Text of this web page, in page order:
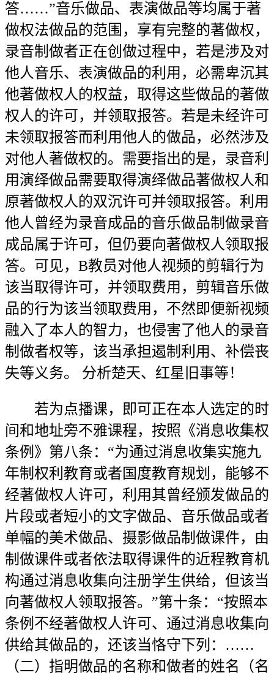
答……”音乐做品、表演做品等均属于著
做权法做品的范围，享有完整的著做权，
录音制做者正在创做过程中，若是涉及对
他人音乐、表演做品的利用，必需卑沉其
他著做权人的权益，取得这些做品的著做
权人的许可，并领取报答。若是未经许可
未领取报答而利用他人的做品，必然涉及
对他人著做权的。需要指出的是，录音利
用演绎做品需要取得演绎做品著做权人和
原著做权人的双沉许可并领取报答。利用
他人曾经为录音成品的音乐做品制做录音
成品属于许可，但仍要向著做权人领取报
答。可见，B教员对他人视频的剪辑行为
该当取得许可，并领取费用，剪辑音乐做
品的行为该当领取费用，不然即便新视频
融入了本人的智力，也侵害了他人的录音
制做者权等，该当承担遏制利用、补偿丧
失等义务。 分析楚天、红星旧事等！
若为点播课，即可正在本人选定的时
间和地址旁不雅课程，按照《消息收集权
条例》第八条：“为通过消息收集实施九
年制权利教育或者国度教育规划，能够不
经著做权人许可，利用其曾经颁发做品的
片段或者短小的文字做品、音乐做品或者
单幅的美术做品、摄影做品制做课件，由
制做课件或者依法取得课件的近程教育机
构通过消息收集向注册学生供给，但该当
向著做权人领取报答。”第十条：“按照本
条例不经著做权人许可、通过消息收集向
供给其做品的，还该当恪守下列：……
（二）指明做品的名称和做者的姓名（名